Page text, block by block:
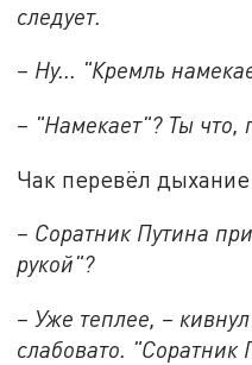
следует.
– Ну... "Кремль
– "Намекает"? Ты что,
Чак перевёл
– Соратник Путина
рукой"?
– Уже теплее, –
слабовато. "Соратник